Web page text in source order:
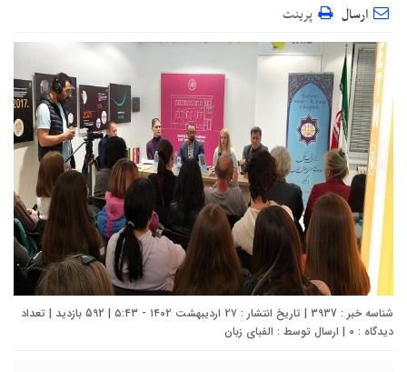
ارسال پرینت
شناسه خبر : 3937 | تاریخ انتشار : ۲۷ اردیبهشت ۱۴۰۲ - ۵:۴۳ | 592 بازدید | تعداد
دیدگاه : 0 | ارسال توسط : الفبای زبان